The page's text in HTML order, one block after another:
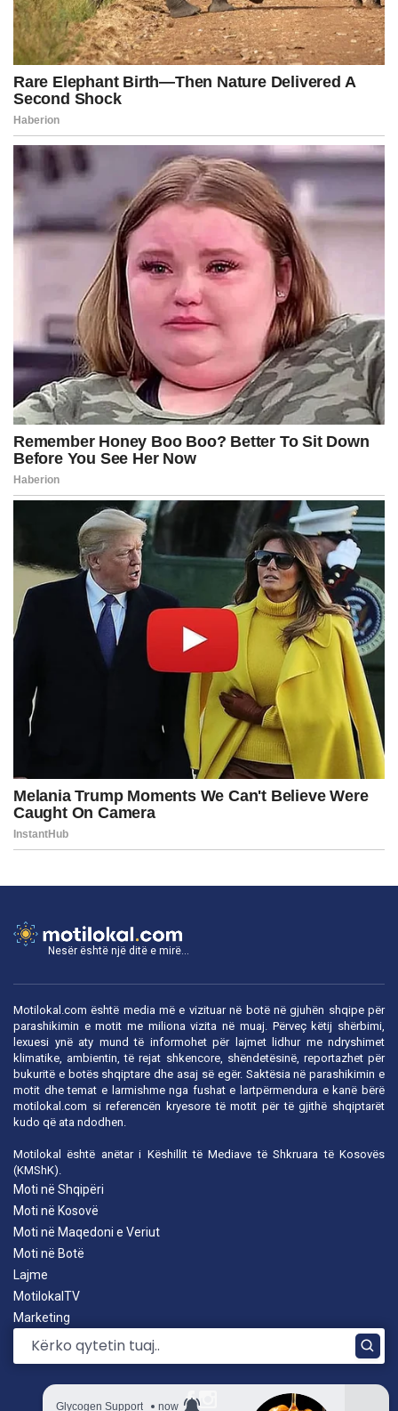
Nesër është një ditë e mirë...
Motilokal.com është media më e vizituar në botë në gjuhën shqipe për
parashikimin e motit me miliona vizita në muaj. Përveç këtij shërbimi,
lexuesi ynë aty mund të informohet për lajmet lidhur me ndryshimet
klimatike, ambientin, të rejat shkencore, shëndetësinë, reportazhet për
bukuritë e botës shqiptare dhe asaj së egër. Saktësia në parashikimin e
motit dhe temat e larmishme nga fushat e lartpërmendura e kanë bërë
motilokal.com si referencën kryesore të motit për të gjithë shqiptarët
kudo që ata ndodhen.
Motilokal është anëtar i Këshillit të Mediave të Shkruara të Kosovës
(KMShK).
Moti në Shqipëri
Moti në Kosovë
Moti në Maqedoni e Veriut
Moti në Botë
Lajme
MotilokalTV
Marketing